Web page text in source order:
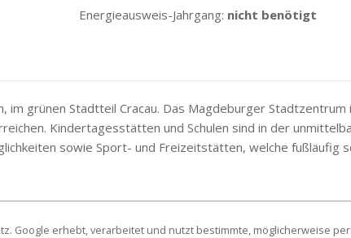
Energieausweis-Jahrgang: nicht benötigt
grünen Stadtteil Cracau. Das Magdeburger
Kindertagesstätten und Schulen sind in der
sowie Sport- und Freizeitstätten, welche fußläufig
Google erhebt, verarbeitet und nutzt bestimmte, möglicherweise